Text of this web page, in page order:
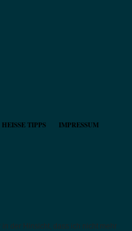
HEISSE TIPPS IMPRESSUM
der Hinsicht, dass ich nicht mehr